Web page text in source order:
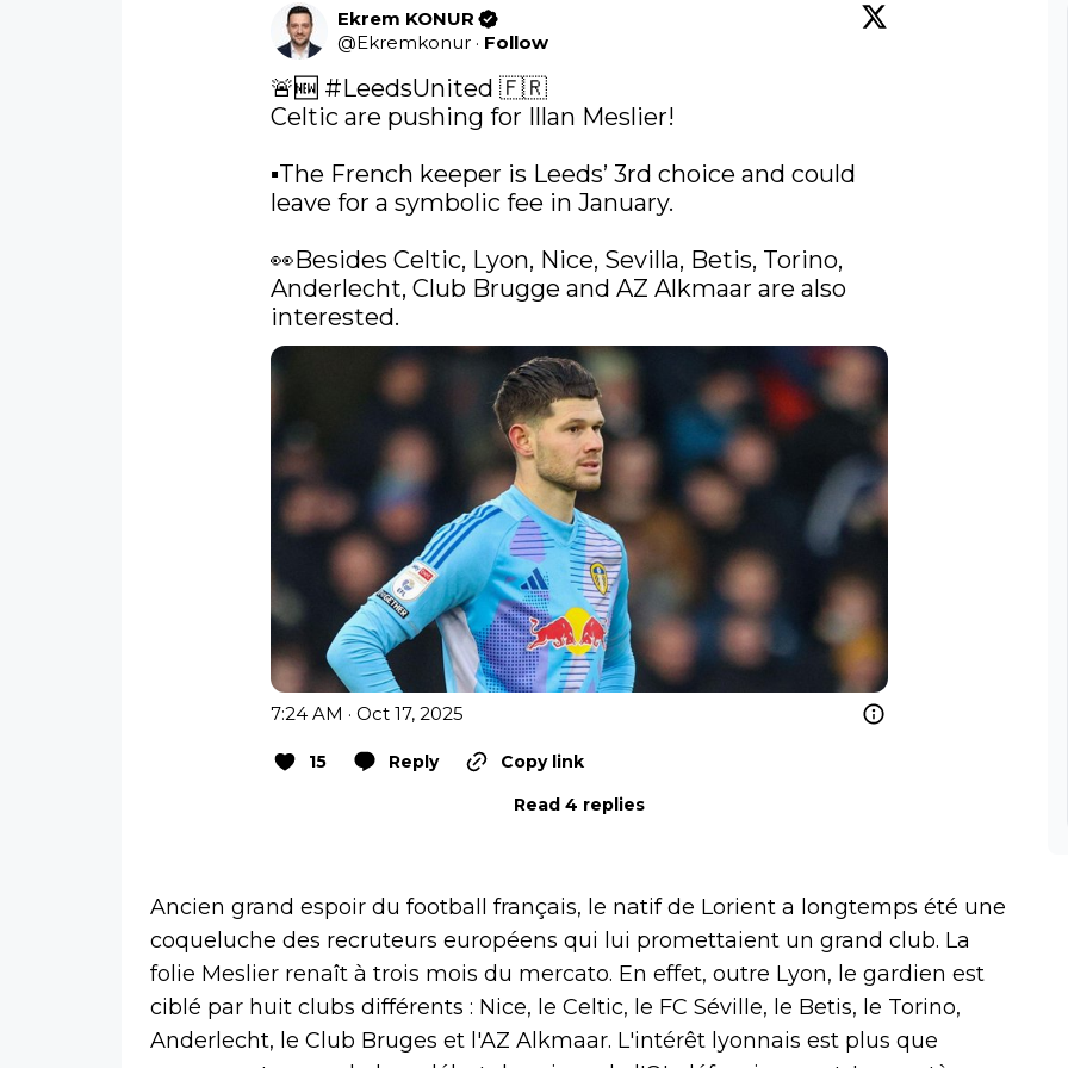
Ekrem KONUR
@Ekremkonur · Follow
🚨🆕 #LeedsUnited 🇫🇷
Celtic are pushing for Illan Meslier!
▪️The French keeper is Leeds’ 3rd choice and could
leave for a symbolic fee in January.
👀Besides Celtic, Lyon, Nice, Sevilla, Betis, Torino,
Anderlecht, Club Brugge and AZ Alkmaar are also
interested.
7:24 AM · Oct 17, 2025
15 Reply
Copy link
Read 4 replies
Ancien grand espoir du football français, le natif de Lorient a longtemps été une
coqueluche des recruteurs européens qui lui promettaient un grand club. La
folie Meslier renaît à trois mois du mercato. En effet, outre Lyon, le gardien est
ciblé par huit clubs différents : Nice, le Celtic, le FC Séville, le Betis, le Torino,
Anderlecht, le Club Bruges et l'AZ Alkmaar. L'intérêt lyonnais est plus que